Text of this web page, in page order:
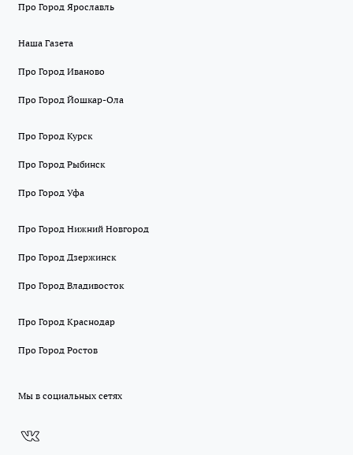
Про Город Ярославль
Наша Газета
Про Город Иваново
Про Город Йошкар-Ола
Про Город Курск
Про Город Рыбинск
Про Город Уфа
Про Город Нижний Новгород
Про Город Дзержинск
Про Город Владивосток
Про Город Краснодар
Про Город Ростов
Мы в социальных сетях